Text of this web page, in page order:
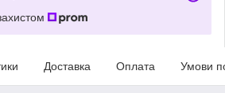
Доставка Оплата Умови